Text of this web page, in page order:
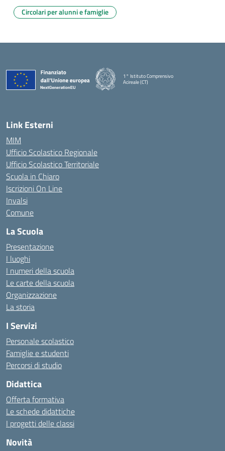
Circolari per alunni e famiglie
1° Istituto Comprensivo
Acireale (CT)
Link Esterni
MIM
Ufficio Scolastico Regionale
Ufficio Scolastico Territoriale
Scuola in Chiaro
Iscrizioni On Line
Invalsi
Comune
La Scuola
Presentazione
I luoghi
I numeri della scuola
Le carte della scuola
Organizzazione
La storia
I Servizi
Personale scolastico
Famiglie e studenti
Percorsi di studio
Didattica
Offerta formativa
Le schede didattiche
I progetti delle classi
Novità